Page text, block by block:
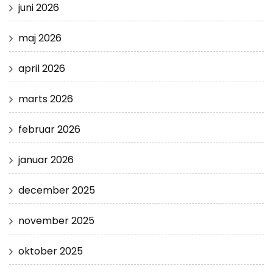
juni 2026
maj 2026
april 2026
marts 2026
februar 2026
januar 2026
december 2025
november 2025
oktober 2025